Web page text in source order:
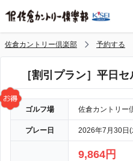
佐倉カントリー倶楽部 予約する
［割引プラン］平日
ゴルフ場 佐倉カントリー
プレー日 2026年7月30日(
9,864円